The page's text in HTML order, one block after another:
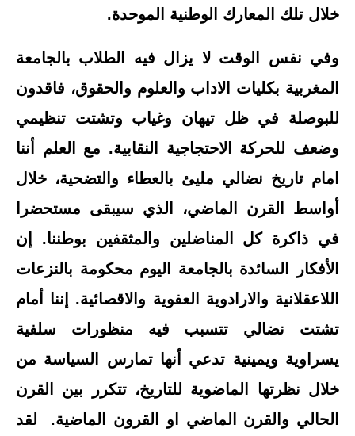
خلال تلك المعارك الوطنية الموحدة.
وفي نفس الوقت لا يزال فيه الطلاب بالجامعة
المغربية بكليات الاداب والعلوم والحقوق، فاقدون
للبوصلة في ظل تيهان وغياب وتشتت تنظيمي
وضعف للحركة الاحتجاجية النقابية. مع العلم أننا
امام تاريخ نضالي مليئ بالعطاء والتضحية، خلال
أواسط القرن الماضي، الذي سيبقى مستحضرا
في ذاكرة كل المناضلين والمثقفين بوطننا. إن
الأفكار السائدة بالجامعة اليوم محكومة بالنزعات
اللاعقلانية والارادوية العفوية والاقصائية. إننا أمام
تشتت نضالي تتسبب فيه منظورات سلفية
يسراوية ويمينية تدعي أنها تمارس السياسة من
خلال نظرتها الماضوية للتاريخ، تتكرر بين القرن
الحالي والقرن الماضي او القرون الماضية. لقد